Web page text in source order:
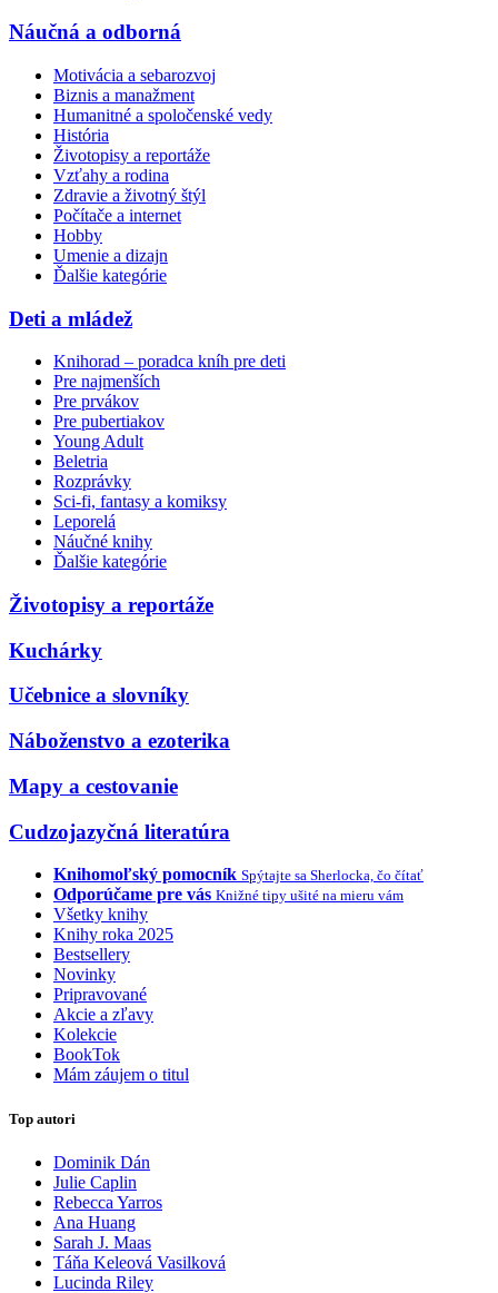
Náučná a odborná
Motivácia a sebarozvoj
Biznis a manažment
Humanitné a spoločenské vedy
História
Životopisy a reportáže
Vzťahy a rodina
Zdravie a životný štýl
Počítače a internet
Hobby
Umenie a dizajn
Ďalšie kategórie
Deti a mládež
Knihorad – poradca kníh pre deti
Pre najmenších
Pre prvákov
Pre pubertiakov
Young Adult
Beletria
Rozprávky
Sci-fi, fantasy a komiksy
Leporelá
Náučné knihy
Ďalšie kategórie
Životopisy a reportáže
Kuchárky
Učebnice a slovníky
Náboženstvo a ezoterika
Mapy a cestovanie
Cudzojazyčná literatúra
Knihomoľský pomocník Spýtajte sa Sherlocka, čo čítať
Odporúčame pre vás Knižné tipy ušité na mieru vám
Všetky knihy
Knihy roka 2025
Bestsellery
Novinky
Pripravované
Akcie a zľavy
Kolekcie
BookTok
Mám záujem o titul
Top autori
Dominik Dán
Julie Caplin
Rebecca Yarros
Ana Huang
Sarah J. Maas
Táňa Keleová Vasilková
Lucinda Riley